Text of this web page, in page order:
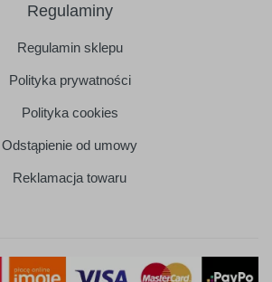
Regulaminy
Regulamin sklepu
Polityka prywatności
Polityka cookies
Odstąpienie od umowy
Reklamacja towaru